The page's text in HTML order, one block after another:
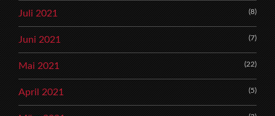
Juli 2021 (8)
Juni 2021 (7)
Mai 2021 (22)
April 2021 (5)